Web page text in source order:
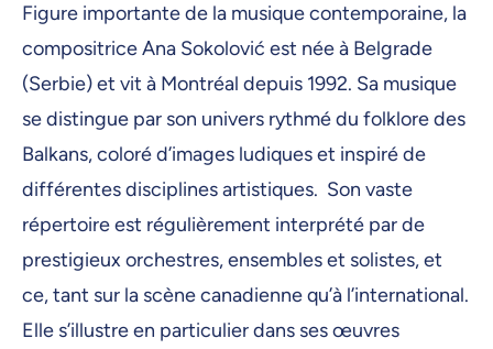
Figure importante de la musique contemporaine, la
compositrice Ana Sokolović est née à Belgrade
(Serbie) et vit à Montréal depuis 1992. Sa musique
se distingue par son univers rythmé du folklore des
Balkans, coloré d’images ludiques et inspiré de
différentes disciplines artistiques. Son vaste
répertoire est régulièrement interprété par de
prestigieux orchestres, ensembles et solistes, et
ce, tant sur la scène canadienne qu’à l’international.
Elle s’illustre en particulier dans ses œuvres